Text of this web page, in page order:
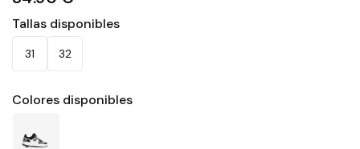
Tallas disponibles
31 32
Colores disponibles